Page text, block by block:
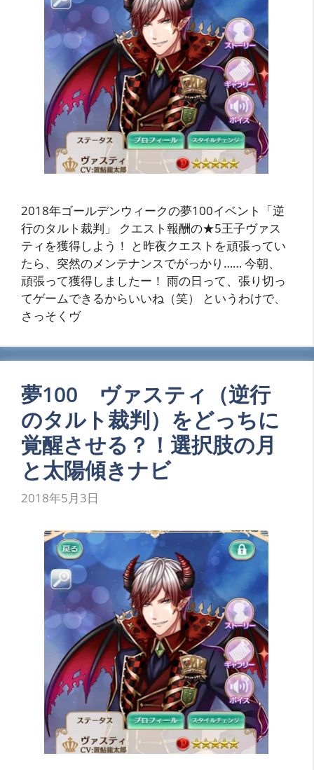
2018年ゴールデンウィークの夢100イベント「逆
行のタルト裁判」 クエスト報酬の★5王子ヴァス
ティを獲得しよう！ と昨夜クエストを頑張ってい
たら、突然のメンテナンスでがっかり…… 今朝、
頑張って獲得しましたー！ 雨の日って、張り切っ
てゲームできるからいいね（笑） というわけで、
さっそくヴ
夢100 ヴァスティ（逆行
のタルト裁判）をどっちに
覚醒させる？！選択肢の月
と太陽傾きナビ
2018年5月3日